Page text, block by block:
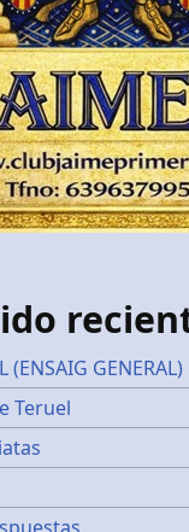
(ENSAIG GENERAL)
Teruel